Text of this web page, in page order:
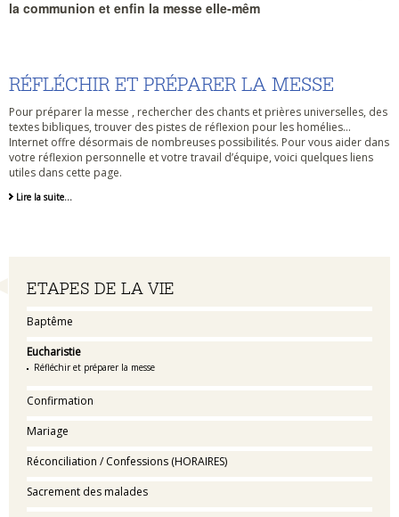
Navigation
ETAPES DE LA VIE
Baptême
Eucharistie
Réfléchir et préparer la messe
Confirmation
Mariage
Réconciliation / Confessions (HORAIRES)
Sacrement des malades
la communion et enfin la messe elle-mêm
RÉFLÉCHIR ET PRÉPARER LA MESSE
Pour préparer la messe , rechercher des chants et prières universelles, des
textes bibliques, trouver des pistes de réflexion pour les homélies...
Internet offre désormais de nombreuses possibilités. Pour vous aider dans
votre réflexion personnelle et votre travail d’équipe, voici quelques liens
utiles dans cette page.
Lire la suite…